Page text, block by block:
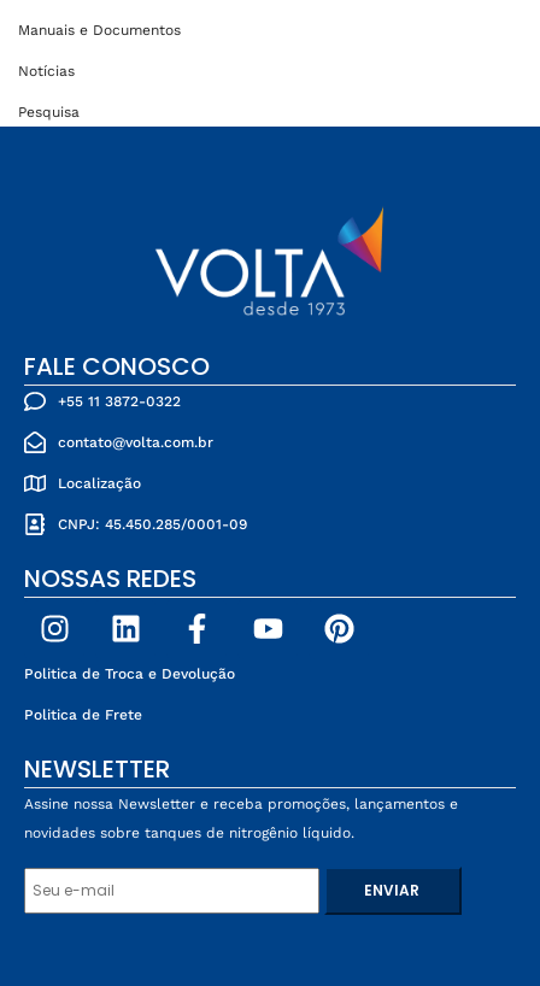
Manuais e Documentos
Notícias
Pesquisa
FALE CONOSCO
+55 11 3872-0322
contato@volta.com.br
Localização
CNPJ: 45.450.285/0001-09
NOSSAS REDES
Politica de Troca e Devolução
Politica de Frete
NEWSLETTER
Assine nossa Newsletter e receba promoções, lançamentos e
novidades sobre tanques de nitrogênio líquido.